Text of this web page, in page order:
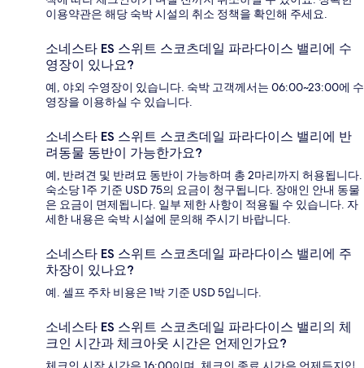
이용약관은 해당 숙박 시설의 취소 정책을 확인해 주세요.
소네스타 ES 스위트 스코츠데일 파라다이스 밸리에 수
영장이 있나요?
예, 야외 수영장이 있습니다. 숙박 고객께서는 06:00~23:00에 수
영장을 이용하실 수 있습니다.
소네스타 ES 스위트 스코츠데일 파라다이스 밸리에 반
려동물 동반이 가능한가요?
예, 반려견 및 반려묘 동반이 가능하며 총 2마리까지 허용됩니다.
숙소당 1주 기준 USD 75의 요금이 청구됩니다. 장애인 안내 동물
은 요금이 면제됩니다. 일부 제한 사항이 적용될 수 있습니다. 자
세한 내용은 숙박 시설에 문의해 주시기 바랍니다.
소네스타 ES 스위트 스코츠데일 파라다이스 밸리에 주
차장이 있나요?
예. 셀프 주차 비용은 1박 기준 USD 5입니다.
소네스타 ES 스위트 스코츠데일 파라다이스 밸리의 체
크인 시간과 체크아웃 시간은 언제인가요?